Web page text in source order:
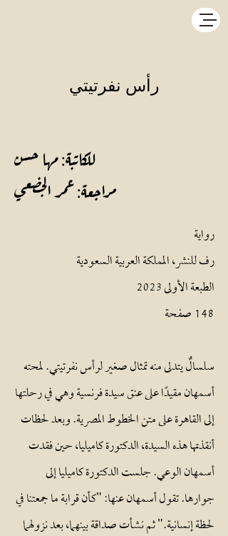
رأس نفرتيتي
للكاتبة: مها حسن
مراجعة: عمر الجضعي
رواية
رف للنشر، المملكة العربية السعودية
الطبعة الأولى 2023
148 صفحة
سلسالٌ يتدلى منه تمثال صغير لرأس نفرتيتي. لمحته
أسمهان مقيدًا على عنق سيدة فرنسية وهي في رحلتها
إلى القاهرة على متن الخطوط المصرية. وبعد لحظات
أنقذتها هذه السيدة، الدكتورة كاميليا، حين فقدت
أسمهان الوعي. جلست الدكتورة كاميليا إلى
جوارها. تقول أسمهان عنها: "كأن قرابة ما جمعتنا في
لحظة إنسانية." ثم نشأت صداقة بينهما، بعد نزولهما